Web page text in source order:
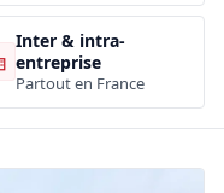
Inter & intra-
entreprise
Partout en France